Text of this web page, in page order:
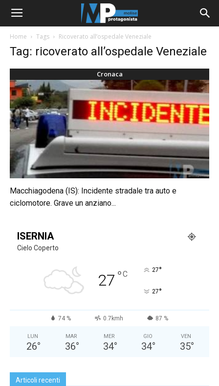
Home Tags Ricoverato all’ospedale Veneziale
Tag: ricoverato all’ospedale Veneziale
Cronaca
Macchiagodena (IS): Incidente stradale tra auto e
ciclomotore. Grave un anziano...
ISERNIA
Cielo Coperto
27 °C 27°
27°
74 % 0.7kmh 87 %
LUN
26°
MAR
36°
MER
34°
GIO
34°
VEN
35°
Articoli recenti